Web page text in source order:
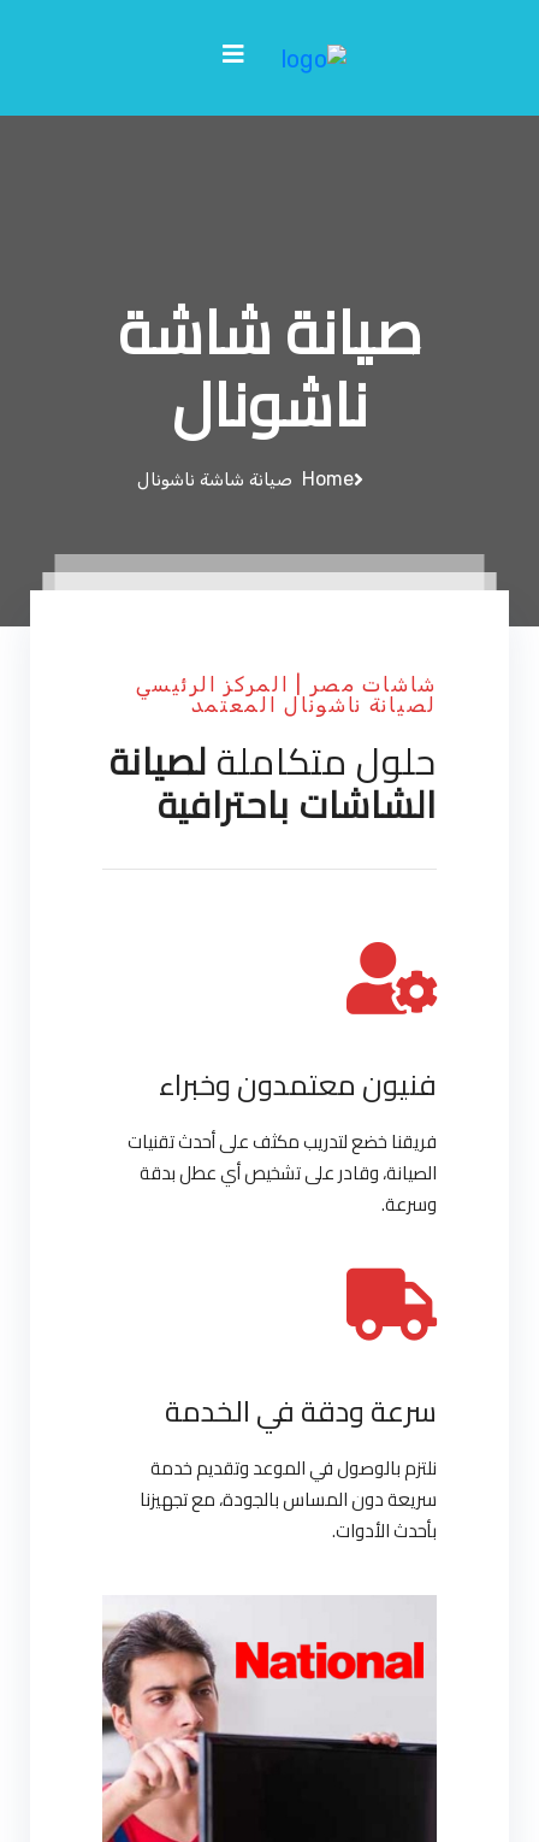
صيانة شاشة
ناشونال
Home صيانة شاشة ناشونال
شاشات مصر | المركز الرئيسي
لصيانة ناشونال المعتمد
حلول متكاملةلصيانة
الشاشات باحترافية
فنيون معتمدون وخبراء
فريقنا خضع لتدريب مكثف على أحدث تقنيات
الصيانة، وقادر على تشخيص أي عطل بدقة
وسرعة.
سرعة ودقة في الخدمة
نلتزم بالوصول في الموعد وتقديم خدمة
سريعة دون المساس بالجودة، مع تجهيزنا
بأحدث الأدوات.